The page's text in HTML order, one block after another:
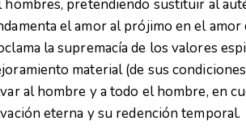
hombres, pretendiendo sustituir al
el amor al prójimo en el
la supremacía de los valores
material (de sus
al hombre y a todo el hombre, en
eterna y su redención temporal.